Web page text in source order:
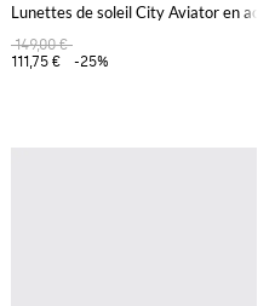
et sangle ajustable
Lunettes de soleil City Aviator en
149,00 €
111,75 €
-25%